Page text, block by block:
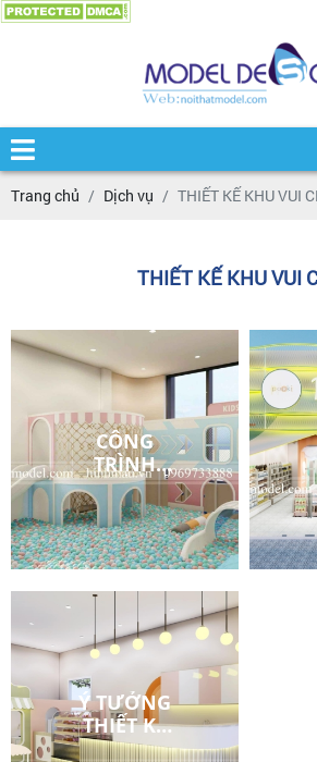
Trang chủ Dịch vụ THIẾT KẾ KHU VUI
THIẾT KẾ KHU VUI
CÔNG
TRÌNH
THIẾT KẾ
KHU VUI
CHƠI ĐẶNG
YUNI
Ý TƯỞNG
THIẾT KẾ
QUÁN KIDS